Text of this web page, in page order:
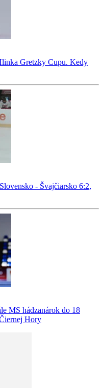
Gretzky Cupu. Kedy
- Švajčiarsko 6:2,
MS hádzanárok do 18
Hory